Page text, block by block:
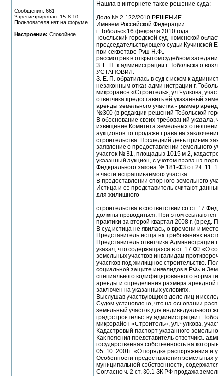
Сообщения: 661
Зарегистрирован: 15-8-10
Пользователя нет на форуме
Настроение: Спокойное...
Нашла в интернете такое решение суда:
Дело № 2-122/2010 РЕШЕНИЕ
Именем Российской Федерации
г. Тобольск 16 февраля 2010 года
Тобольский городской суд Тюменской
председательствующего судьи Кучинской
при секретаре Руш Н.Ф.,
рассмотрев в открытом судебном
З. Е. П. к администрации г. Тобольска о
УСТАНОВИЛ:
З. Е. П. обратилась в суд с иском к
незаконным отказ администрации г.
микрорайон «Строитель», ул.Чулкова,
ответчика предоставить ей указанный
аренды земельного участка - размер
№300 (в редакции решений Тобольской
В обоснование своих требований
извещение Комитета земельных
аукционов по продаже права на
строительства. Последний день приема
заявление о предоставлении земельного
участок № 81, площадью 1015 м 2,
указанный аукцион, с учетом права на
Федерального закона № 181-ФЗ от 24. 11.
в части испрашиваемого участка.
В предоставлении спорного земельного
Истица и ее представитель считают
для жилищного
строительства в соответствии со ст. 17
должны проводиться. При этом
практики за второй квартал 2008 г. (в
В суд истица не явилась, о времени и
Представитель истца на требованиях
Представитель ответчика Администрации
указал, что содержащаяся в ст. 17 ФЗ «О
земельных участков инвалидам
участков под жилищное строительство.
социальной защите инвалидов в РФ» и
специального кодифицированного
аренды и определения размера арендной
заключен на указанных условиях.
Выслушав участвующих в деле лиц и
Судом установлено, что на основании
земельный участок для индивидуального
градостроительству администрации г.
микрорайон «Строитель», ул.Чулкова,
Кадастровый паспорт указанного
Как пояснил представитель ответчика,
государственная собственность на
05. 10. 2001г. «О порядке распоряжения и
Особенности предоставления земельных
муниципальной собственности,
Согласно ч. 2 ст. 30.1 ЗК РФ продажа